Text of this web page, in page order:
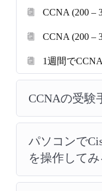
CCNA (200 –
CCNA (200 –
1週間で
CCNAの受験
パソコンで
を操作してみ